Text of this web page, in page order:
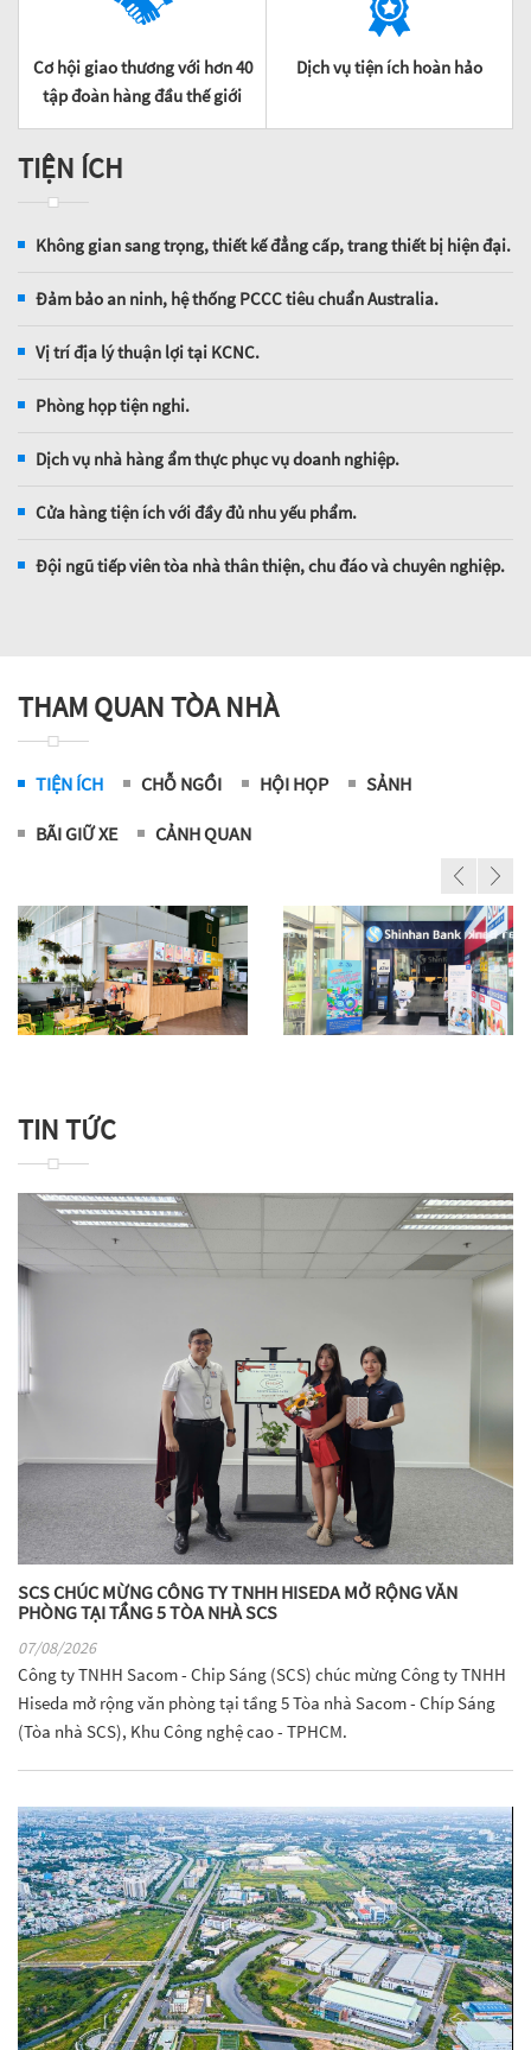
Cơ hội giao thương với hơn 40
tập đoàn hàng đầu thế giới
Dịch vụ tiện ích hoàn hảo
TIỆN ÍCH
Không gian sang trọng, thiết kế đẳng cấp, trang thiết bị hiện đại.
Đảm bảo an ninh, hệ thống PCCC tiêu chuẩn Australia.
Vị trí địa lý thuận lợi tại KCNC.
Phòng họp tiện nghi.
Dịch vụ nhà hàng ẩm thực phục vụ doanh nghiệp.
Cửa hàng tiện ích với đầy đủ nhu yếu phẩm.
Đội ngũ tiếp viên tòa nhà thân thiện, chu đáo và chuyên nghiệp.
THAM QUAN TÒA NHÀ
TIỆN ÍCH CHỖ NGỒI HỘI HỌP SẢNH
BÃI GIỮ XE CẢNH QUAN
TIN TỨC
SCS CHÚC MỪNG CÔNG TY TNHH HISEDA MỞ RỘNG VĂN
PHÒNG TẠI TẦNG 5 TÒA NHÀ SCS
07/08/2026
Công ty TNHH Sacom - Chip Sáng (SCS) chúc mừng Công ty TNHH
Hiseda mở rộng văn phòng tại tầng 5 Tòa nhà Sacom - Chíp Sáng
(Tòa nhà SCS), Khu Công nghệ cao - TPHCM.